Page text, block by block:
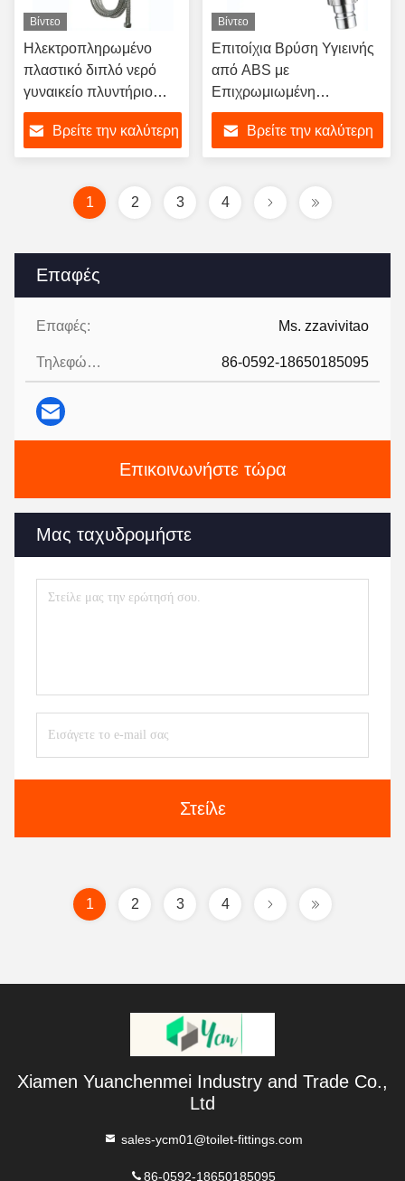
Επαφές
Επαφές: Ms. zzavivitao
Τηλεφώνημα: 86-0592-18650185095
Επικοινωνήστε τώρα
Μας ταχυδρομήστε
Στείλε
Βίντεο
Ηλεκτροπληρωμένο
πλαστικό διπλό νερό
γυναικείο πλυντήριο
πιεσμένου ψεκασμού
πιστόλι καθαρισμού
σώματος
τουαλέτας
Βρείτε την καλύτερη
Βίντεο
Επιτοίχια Βρύση Υγιεινής
από ABS με
Επιχρωμιωμένη
Επιφάνεια, Μονοκόμματη
Λαβή και Κεραμική Κασέτα
για Μπάνιο Ξενοδοχείου
Βρείτε την καλύτερη
1 2 3 4
1 2 3 4
Xiamen Yuanchenmei Industry and Trade Co.,
Ltd
sales-ycm01@toilet-fittings.com
86-0592-18650185095